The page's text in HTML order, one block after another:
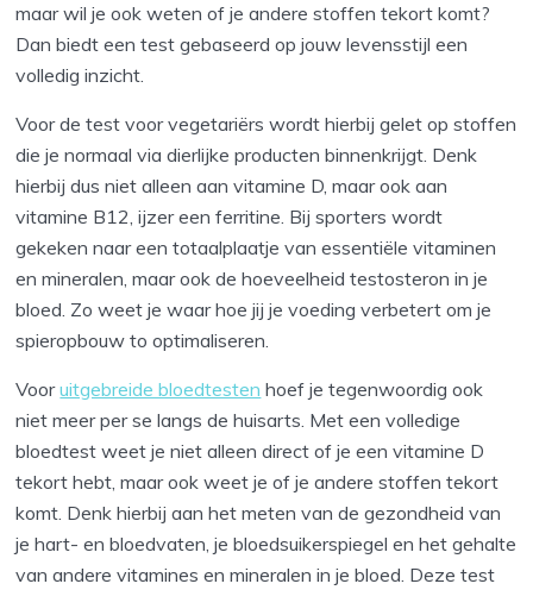
maar wil je ook weten of je andere stoffen tekort komt?
Dan biedt een test gebaseerd op jouw levensstijl een
volledig inzicht.
Voor de test voor vegetariërs wordt hierbij gelet op stoffen
die je normaal via dierlijke producten binnenkrijgt. Denk
hierbij dus niet alleen aan vitamine D, maar ook aan
vitamine B12, ijzer een ferritine. Bij sporters wordt
gekeken naar een totaalplaatje van essentiële vitaminen
en mineralen, maar ook de hoeveelheid testosteron in je
bloed. Zo weet je waar hoe jij je voeding verbetert om je
spieropbouw to optimaliseren.
Vooruitgebreide bloedtesten hoef je tegenwoordig ook
niet meer per se langs de huisarts. Met een volledige
bloedtest weet je niet alleen direct of je een vitamine D
tekort hebt, maar ook weet je of je andere stoffen tekort
komt. Denk hierbij aan het meten van de gezondheid van
je hart- en bloedvaten, je bloedsuikerspiegel en het gehalte
van andere vitamines en mineralen in je bloed. Deze test